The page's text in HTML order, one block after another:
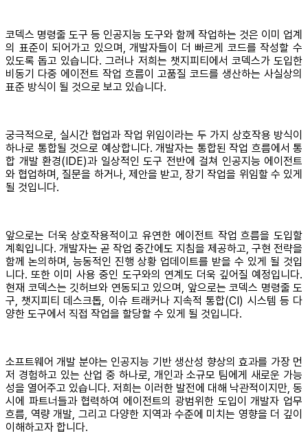
코덱스 명령줄 도구 등 인공지능 도구와 함께 작업하는 것은 이미 업계
의 표준이 되어가고 있으며, 개발자들이 더 빠르게 코드를 작성할 수
있도록 돕고 있습니다. 그러나 저희는 챗지피티에서 코덱스가 도입한
비동기 다중 에이전트 작업 흐름이 고품질 코드를 생산하는 사실상의
표준 방식이 될 것으로 보고 있습니다.
궁극적으로, 실시간 협업과 작업 위임이라는 두 가지 상호작용 방식이
하나로 통합될 것으로 예상합니다. 개발자는 통합된 작업 흐름에서 통
합 개발 환경(IDE)과 일상적인 도구 전반에 걸쳐 인공지능 에이전트
와 협업하며, 질문을 하거나, 제안을 받고, 장기 작업을 위임할 수 있게
될 것입니다.
앞으로는 더욱 상호작용적이고 유연한 에이전트 작업 흐름을 도입할
계획입니다. 개발자는 곧 작업 중간에도 지침을 제공하고, 구현 전략을
함께 논의하며, 능동적인 진행 상황 업데이트를 받을 수 있게 될 것입
니다. 또한 이미 사용 중인 도구와의 연계도 더욱 깊어질 예정입니다.
현재 코덱스는 깃허브와 연동되고 있으며, 앞으로는 코덱스 명령줄 도
구, 챗지피티 데스크톱, 이슈 트래커나 지속적 통합(CI) 시스템 등 다
양한 도구에서 직접 작업을 할당할 수 있게 될 것입니다.
소프트웨어 개발 분야는 인공지능 기반 생산성 향상의 효과를 가장 먼
저 경험하고 있는 산업 중 하나로, 개인과 소규모 팀에게 새로운 가능
성을 열어주고 있습니다. 저희는 이러한 발전에 대해 낙관적이지만, 동
시에 파트너들과 협력하여 에이전트의 광범위한 도입이 개발자 업무
흐름, 역량 개발, 그리고 다양한 지역과 수준에 미치는 영향을 더 깊이
이해하고자 합니다.